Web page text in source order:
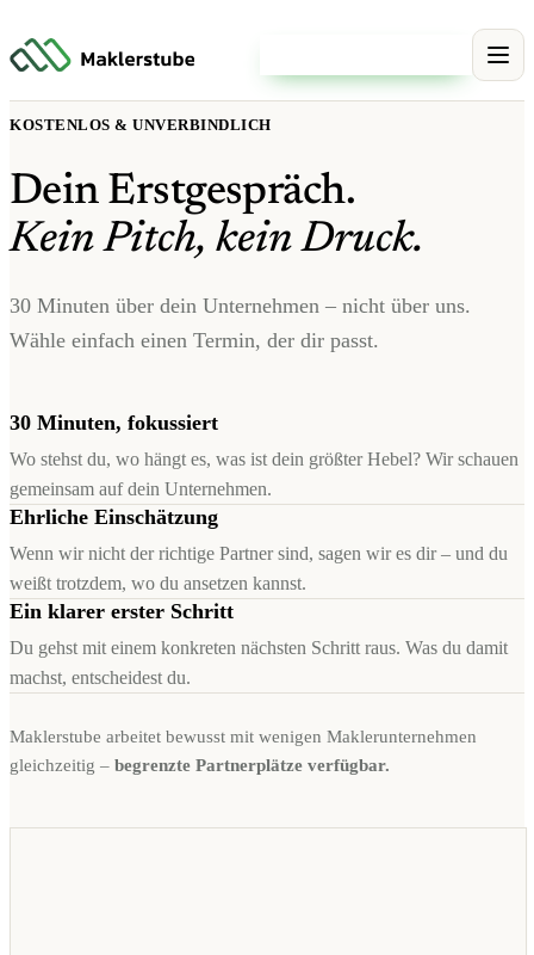
KOSTENLOS & UNVERBINDLICH
Dein Erstgespräch.
Kein Pitch, kein Druck.
30 Minuten über dein Unternehmen – nicht über uns.
Wähle einfach einen Termin, der dir passt.
30 Minuten, fokussiert
Wo stehst du, wo hängt es, was ist dein größter Hebel? Wir schauen
gemeinsam auf dein Unternehmen.
Ehrliche Einschätzung
Wenn wir nicht der richtige Partner sind, sagen wir es dir – und du
weißt trotzdem, wo du ansetzen kannst.
Ein klarer erster Schritt
Du gehst mit einem konkreten nächsten Schritt raus. Was du damit
machst, entscheidest du.
Maklerstube arbeitet bewusst mit wenigen Maklerunternehmen
gleichzeitig – begrenzte Partnerplätze verfügbar.